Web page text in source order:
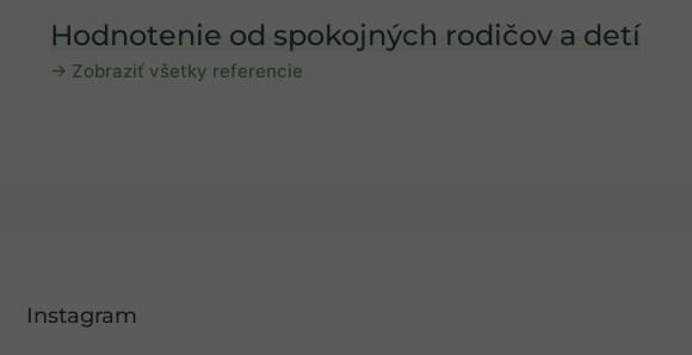
Hodnotenie od spokojných rodičov a detí
→ Zobraziť všetky referencie
Instagram